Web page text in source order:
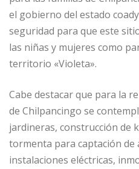
el gobierno del estado
seguridad para que este
las niñas y mujeres como
territorio «Violeta».
Cabe destacar que para la
de Chilpancingo se
jardineras, construcción de
tormenta para captación de
instalaciones eléctricas,